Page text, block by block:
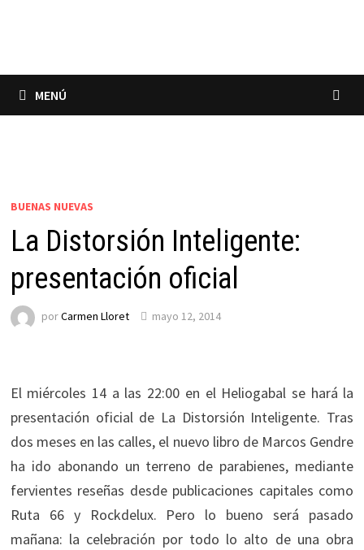
MENÚ
BUENAS NUEVAS
La Distorsión Inteligente:
presentación oficial
porCarmen Lloret mayo 12, 2014
El miércoles 14 a las 22:00 en el Heliogabal se hará la
presentación oficial de La Distorsión Inteligente. Tras
dos meses en las calles, el nuevo libro de Marcos Gendre
ha ido abonando un terreno de parabienes, mediante
fervientes reseñas desde publicaciones capitales como
Ruta 66 y Rockdelux. Pero lo bueno será pasado
mañana: la celebración por todo lo alto de una obra